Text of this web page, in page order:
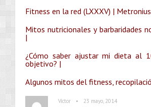
Fitness en la red (LXXXV) | Metronius
Mitos nutricionales y barbaridades
|
¿Cómo saber ajustar mi dieta al
objetivo? |
Algunos mitos del fitness,
Víctor • 23 mayo, 2014